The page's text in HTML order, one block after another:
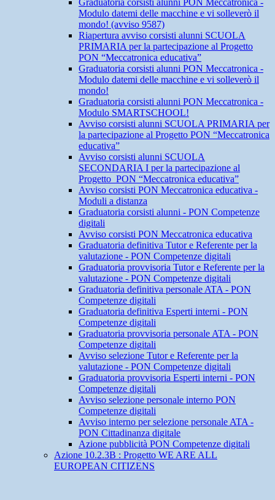
Graduatoria corsisti alunni PON Meccatronica -
Modulo datemi delle macchine e vi solleverò il
mondo! (avviso 9587)
Riapertura avviso corsisti alunni SCUOLA
PRIMARIA per la partecipazione al Progetto
PON “Meccatronica educativa”
Graduatoria corsisti alunni PON Meccatronica -
Modulo datemi delle macchine e vi solleverò il
mondo!
Graduatoria corsisti alunni PON Meccatronica -
Modulo SMARTSCHOOL!
Avviso corsisti alunni SCUOLA PRIMARIA per
la partecipazione al Progetto PON “Meccatronica
educativa”
Avviso corsisti alunni SCUOLA
SECONDARIA I per la partecipazione al
Progetto PON “Meccatronica educativa”
Avviso corsisti PON Meccatronica educativa -
Moduli a distanza
Graduatoria corsisti alunni - PON Competenze
digitali
Avviso corsisti PON Meccatronica educativa
Graduatoria definitiva Tutor e Referente per la
valutazione - PON Competenze digitali
Graduatoria provvisoria Tutor e Referente per la
valutazione - PON Competenze digitali
Graduatoria definitiva personale ATA - PON
Competenze digitali
Graduatoria definitiva Esperti interni - PON
Competenze digitali
Graduatoria provvisoria personale ATA - PON
Competenze digitali
Avviso selezione Tutor e Referente per la
valutazione - PON Competenze digitali
Graduatoria provvisoria Esperti interni - PON
Competenze digitali
Avviso selezione personale interno PON
Competenze digitali
Avviso interno per selezione personale ATA -
PON Cittadinanza digitale
Azione pubblicità PON Competenze digitali
Azione 10.2.3B : Progetto WE ARE ALL
EUROPEAN CITIZENS